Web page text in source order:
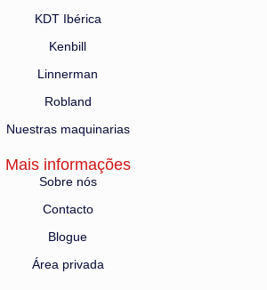
KDT Ibérica
Kenbill
Linnerman
Robland
Nuestras maquinarias
Mais informações
Sobre nós
Contacto
Blogue
Área privada